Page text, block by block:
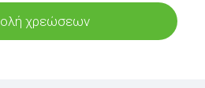
χρεώσεων